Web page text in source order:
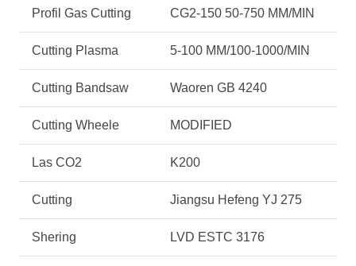
Profil Gas Cutting CG2-150 50-750 MM/MIN
Cutting Plasma 5-100 MM/100-1000/MIN
Cutting Bandsaw Waoren GB 4240
Cutting Wheele MODIFIED
Las CO2 K200
Cutting Jiangsu Hefeng YJ 275
Shering LVD ESTC 3176